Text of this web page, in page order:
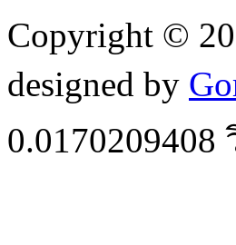
Copyright ©
designed by
0.0170209408